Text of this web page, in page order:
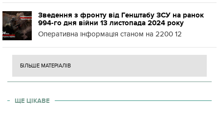
Зведення з фронту від Генштабу ЗСУ на ранок
994-го дня війни 13 листопада 2024 року
Оперативна інформація станом на 2200 12
БІЛЬШЕ МАТЕРІАЛІВ
ЩЕ ЦІКАВЕ